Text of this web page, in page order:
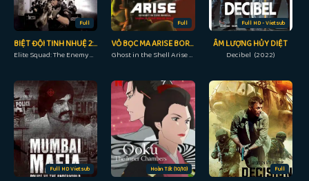
Full
BIỆT ĐỘI TINH NHUỆ 2: KẺ THÙ BÊN TRONG
Elite Squad: The Enemy Within (2010)
Full
VỎ BỌC MA ARISE BORDER: 4 MA ĐƠN ĐỘC
Ghost in the Shell Arise - Border 4: Ghost Stands Alone (2014)
Full HD - Vietsub
ÂM LƯỢNG HỦY DIỆT
Decibel (2022)
Full HD Vietsub Hoàn Tất (10/10) Full